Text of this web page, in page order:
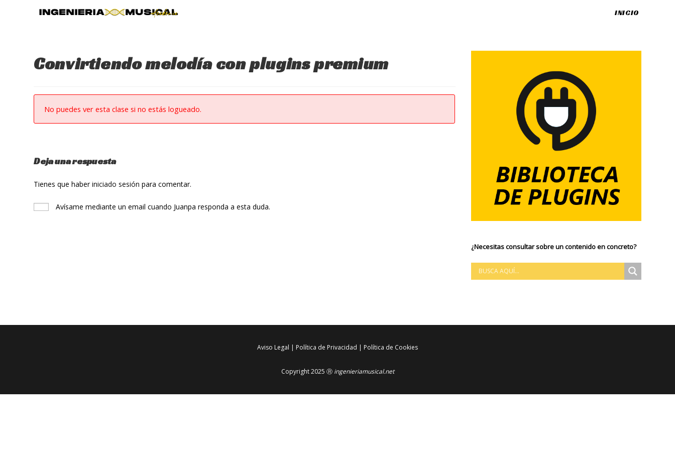
INICIO
Convirtiendo melodía con plugins premium
No puedes ver esta clase si no estás logueado.
Deja una respuesta
Tienes que haberiniciado sesión para comentar.
Avísame mediante un email cuando Juanpa responda a esta duda.
¿Necesitas consultar sobre un contenido en concreto?
Aviso Legal | Política de Privacidad | Política de Cookies
Copyright 2025 Ⓡ ingenieriamusical.net